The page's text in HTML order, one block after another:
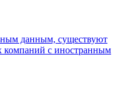
данным, существуют
компаний с иностранным